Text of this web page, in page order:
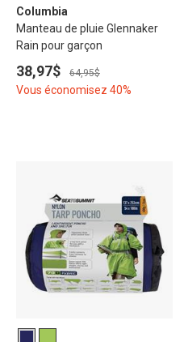
Columbia
Manteau de pluie Glennaker
Rain pour garçon
38,97$ 64,95$
Vous économisez 40%